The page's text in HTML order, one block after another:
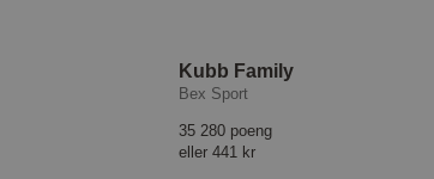
Kubb Family
Bex Sport
35 280 poeng
eller 441 kr